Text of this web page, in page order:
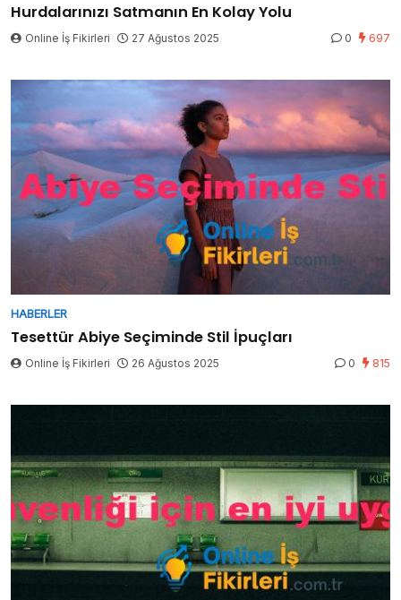
Hurdalarınızı Satmanın En Kolay Yolu
Online İş Fikirleri 27 Ağustos 2025 0 697
HABERLER
Tesettür Abiye Seçiminde Stil İpuçları
Online İş Fikirleri 26 Ağustos 2025 0 815